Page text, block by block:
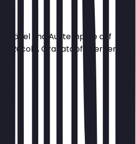
und Austernpilze auf
Rucola, Granatapfelkernen